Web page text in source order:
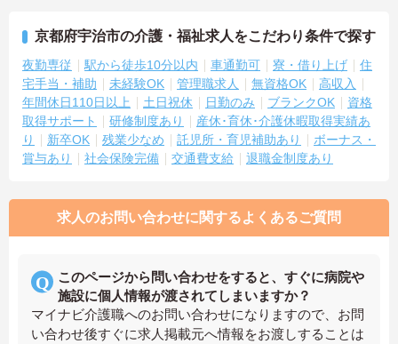
京都府宇治市の介護・福祉求人をこだわり条件で探す
夜勤専従 駅から徒歩10分以内 車通勤可 寮・借り上げ
住
宅手当・補助
未経験OK 管理職求人 無資格OK
高収入
年間休日110日以上
土日祝休 日勤のみ ブランクOK
資格
取得サポート
研修制度あり
産休･育休･介護休暇取得実績あ
り
新卒OK 残業少なめ 託児所・育児補助あり
ボーナス・
賞与あり
社会保険完備 交通費支給 退職金制度あり
求人のお問い合わせに関するよくあるご質問
このページから問い合わせをすると、すぐに病院や
施設に個人情報が渡されてしまいますか？
マイナビ介護職へのお問い合わせになりますので、お問
い合わせ後すぐに求人掲載元へ情報をお渡しすることは